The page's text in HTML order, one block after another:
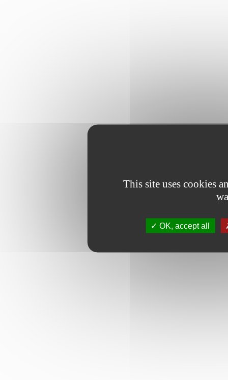
This site uses cookies
OK, accept all